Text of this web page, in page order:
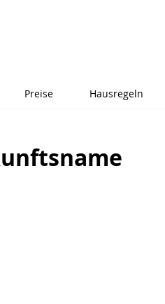
Preise Hausregeln